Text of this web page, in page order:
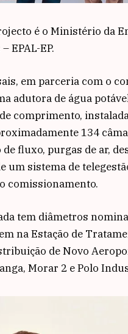
é o Ministério da
EPAL-EP.
em parceria com o
adutora de água
comprimento,
134
fluxo, purgas de ar,
um sistema de
comissionamento.
tem diâmetros
na Estação de
de Novo
Morar 2 e Polo